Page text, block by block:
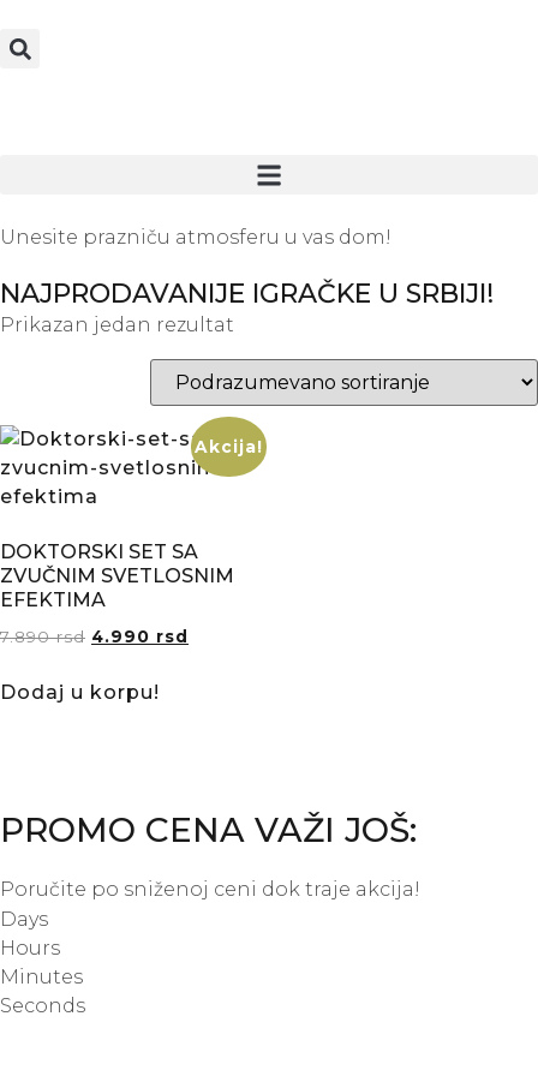
Unesite prazniču atmosferu u vas dom!
NAJPRODAVANIJE IGRAČKE U SRBIJI!
Prikazan jedan rezultat
Akcija!
DOKTORSKI SET SA
ZVUČNIM SVETLOSNIM
EFEKTIMA
7.890rsd 4.990 rsd
Dodaj u korpu!
PROMO CENA VAŽI JOŠ:
Poručite po sniženoj ceni dok traje akcija!
Days
Hours
Minutes
Seconds